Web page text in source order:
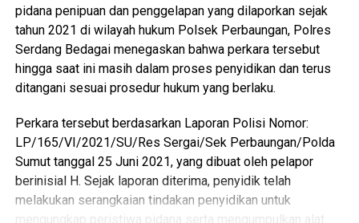
pidana penipuan dan penggelapan yang dilaporkan sejak
tahun 2021 di wilayah hukum Polsek Perbaungan, Polres
Serdang Bedagai menegaskan bahwa perkara tersebut
hingga saat ini masih dalam proses penyidikan dan terus
ditangani sesuai prosedur hukum yang berlaku.
Perkara tersebut berdasarkan Laporan Polisi Nomor:
LP/165/VI/2021/SU/Res Sergai/Sek Perbaungan/Polda
Sumut tanggal 25 Juni 2021, yang dibuat oleh pelapor
berinisial H. Sejak laporan diterima, penyidik telah
melakukan serangkaian tindakan penyidikan untuk
mengungkap peristiwa pidana serta mengumpulkan alat